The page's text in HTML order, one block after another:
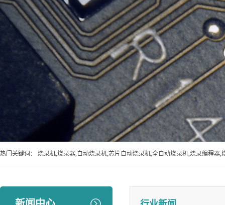
热门关键词： 烧录机,烧录器,自动烧录机,芯片自动烧录机,全自动烧录机,烧录编程器,